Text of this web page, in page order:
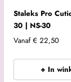
Staleks Pro
30 | NS-30
Vanaf € 22,50
+ In